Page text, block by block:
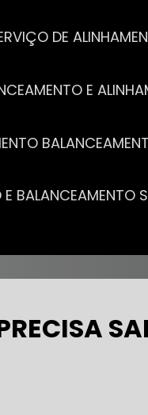
DE
E
E BALANCEAMENTO